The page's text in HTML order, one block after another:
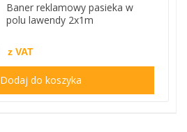
Baner reklamowy pasieka w
polu lawendy 2x1m
z VAT
Dodaj do koszyka